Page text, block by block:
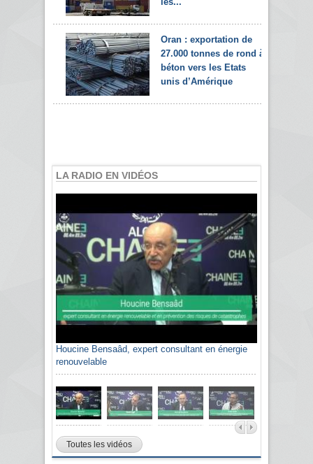
Oran : exportation de
27.000 tonnes de rond à
béton vers les Etats
unis d’Amérique
LA RADIO EN VIDÉOS
Houcine Bensaâd, expert consultant en énergie
renouvelable
Toutes les vidéos